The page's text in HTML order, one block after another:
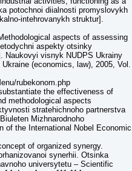
potochnoi diialnosti promyslovykh
intehrovanykh struktur].
aspects of assessing
aspekty otsinky
Naukovyi visnyk NUDPS Ukrainy
(economics, law), 2005, Vol.
rubekonom.php
the effectiveness of
methodological aspects
stratehichnoho partnerstva
Mizhnarodnoho
of the International Nobel Economic
of organized synergy.
synerhii. Otsinka
universytetu – Scientific